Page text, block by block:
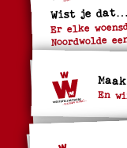
Wist je
Er elke
Noordwolde
En